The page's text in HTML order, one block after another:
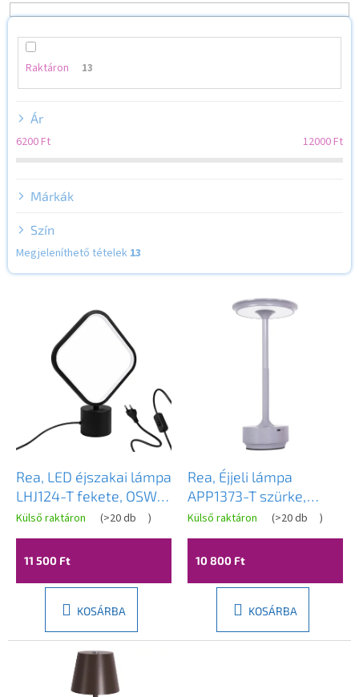
e
Raktáron 13
Ár
6200Ft 12000Ft
Márkák
Szín
Megjeleníthető tételek 13
Rea, LED éjszakai lámpa
LHJ124-T fekete, OSW-
03279
Külső raktáron (>20 db )
11 500 Ft
KOSÁRBA
Rea, Éjjeli lámpa
APP1373-T szürke,
OSW-08637
Külső raktáron (>20 db )
10 800 Ft
KOSÁRBA